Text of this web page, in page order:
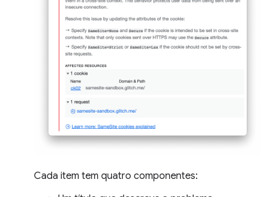
Cada item tem quatro componentes: